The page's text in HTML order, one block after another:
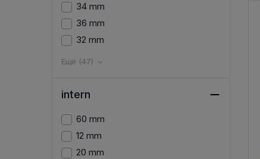
34 mm
36 mm
32 mm
Ещё (47)
intern
60 mm
12 mm
20 mm